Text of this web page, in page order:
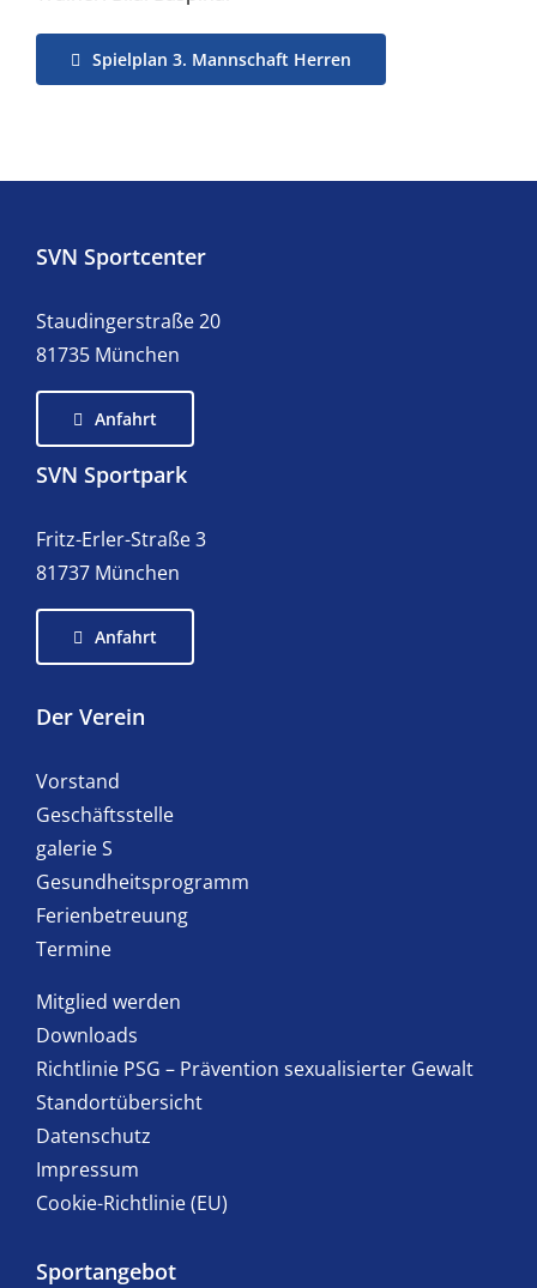
Spielplan 3. Mannschaft Herren
SVN Sportcenter
Staudingerstraße 20
81735 München
Anfahrt
SVN Sportpark
Fritz-Erler-Straße 3
81737 München
Anfahrt
Der Verein
Vorstand
Geschäftsstelle
galerie S
Gesundheitsprogramm
Ferienbetreuung
Termine
Mitglied werden
Downloads
Richtlinie PSG – Prävention sexualisierter Gewalt
Standortübersicht
Datenschutz
Impressum
Cookie-Richtlinie (EU)
Sportangebot